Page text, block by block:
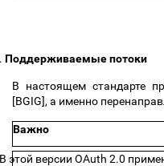
Поддерживаемые потоки
В настоящем стандарте
[BGIG], а именно
Важно
В этой версии OAuth 2.0